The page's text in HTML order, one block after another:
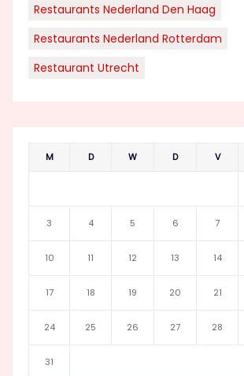
Restaurants Nederland Den Haag
Restaurants Nederland Rotterdam
Restaurant Utrecht
M D W D V
3 4 5 6 7
10 11 12 13 14
17 18 19 20 21
24 25 26 27 28
31